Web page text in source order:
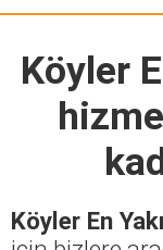
Köyler
Köyler En